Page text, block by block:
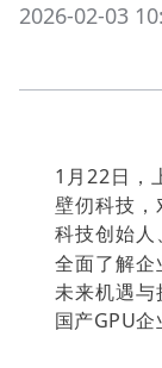
2026-02-03
1月22日，
壁仞科技，
科技创始人
全面了解企
未来机遇
国产GPU企